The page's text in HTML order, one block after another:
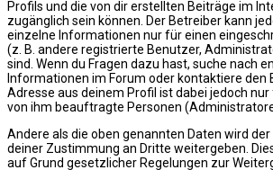
Profils und die von dir erstellten Beiträge im
zugänglich sein können. Der Betreiber kann
einzelne Informationen nur für einen
(z. B. andere registrierte Benutzer,
sind. Wenn du Fragen dazu hast, suche nach
Informationen im Forum oder kontaktiere den
Adresse aus deinem Profil ist dabei jedoch
von ihm beauftragte Personen
Andere als die oben genannten Daten wird
deiner Zustimmung an Dritte weitergeben.
auf Grund gesetzlicher Regelungen zur